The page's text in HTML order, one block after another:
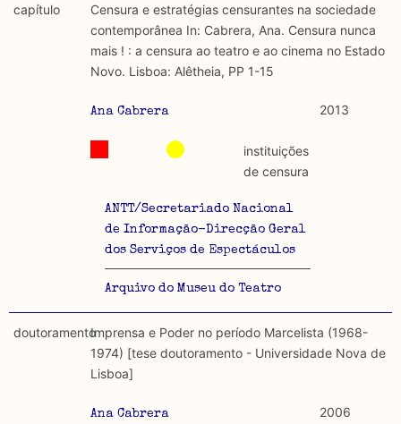
capítulo
Censura e estratégias censurantes na sociedade
contemporânea In: Cabrera, Ana. Censura nunca
mais ! : a censura ao teatro e ao cinema no Estado
Novo. Lisboa: Alêtheia, PP 1-15
Ana Cabrera 2013
ANTT/Secretariado Nacional
de Informação-Direcção Geral
dos Serviços de Espectáculos
Arquivo do Museu do Teatro
instituições
de censura
doutoramentoImprensa e Poder no período Marcelista (1968-
1974) [tese doutoramento - Universidade Nova de
Lisboa]
Ana Cabrera 2006